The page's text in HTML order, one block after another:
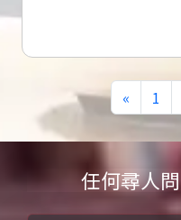
« 1
任何尋人